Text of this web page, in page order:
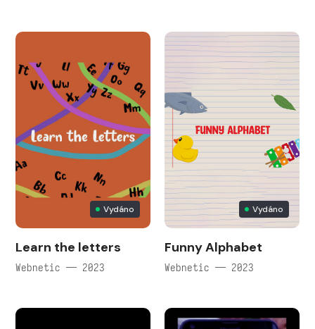
Vydáno
Learn the letters
Webnetic — 2023
Vydáno
Funny Alphabet
Webnetic — 2023